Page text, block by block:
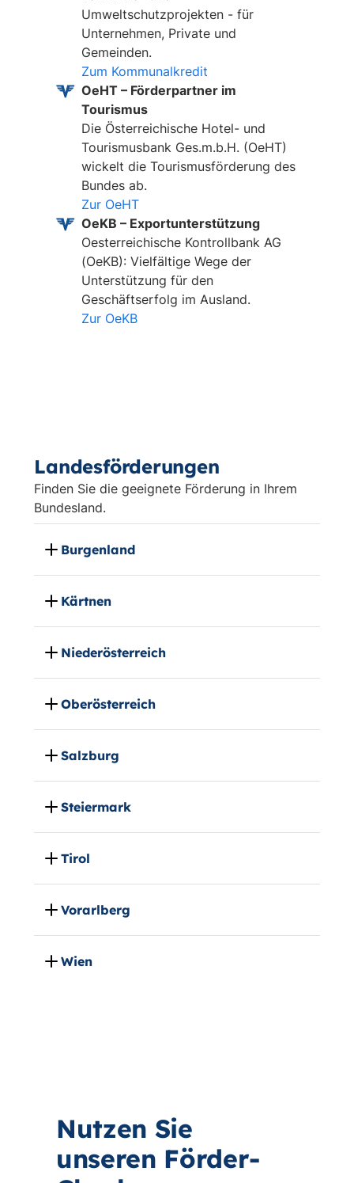
Umweltschutzprojekten - für
Unternehmen, Private und
Gemeinden.
Zum Kommunalkredit
OeHT – Förderpartner im
Tourismus
Die Österreichische Hotel- und
Tourismusbank Ges.m.b.H. (OeHT)
wickelt die Tourismusförderung des
Bundes ab.
Zur OeHT
OeKB – Exportunterstützung
Oesterreichische Kontrollbank AG
(OeKB): Vielfältige Wege der
Unterstützung für den
Geschäftserfolg im Ausland.
Zur OeKB
Landesförderungen
Finden Sie die geeignete Förderung in Ihrem
Bundesland.
Burgenland
Kärtnen
Niederösterreich
Oberösterreich
Salzburg
Steiermark
Tirol
Vorarlberg
Wien
Nutzen Sie
unseren Förder-